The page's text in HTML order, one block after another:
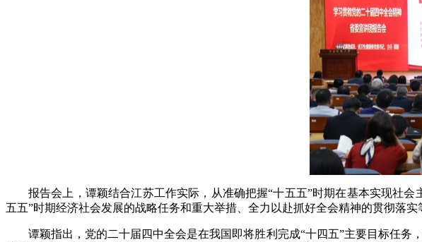
报告会上，谭颖结合江苏工作实际，从准确把握“十五五”时期在基本实现社
五五”时期经济社会发展的战略任务和重大举措、全力以赴抓好全会精神的贯彻落
谭颖指出，党的二十届四中全会是在我国即将胜利完成“十四五”主要目标任